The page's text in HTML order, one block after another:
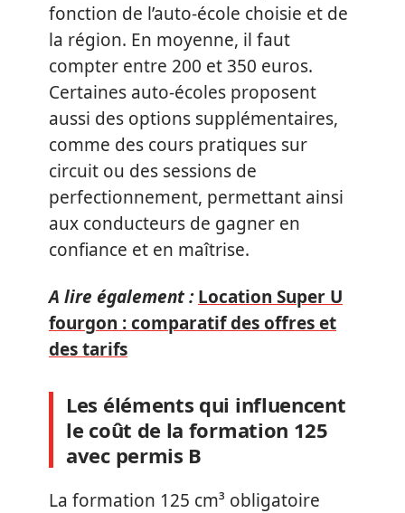
fonction de l’auto-école choisie et de
la région. En moyenne, il faut
compter entre 200 et 350 euros.
Certaines auto-écoles proposent
aussi des options supplémentaires,
comme des cours pratiques sur
circuit ou des sessions de
perfectionnement, permettant ainsi
aux conducteurs de gagner en
confiance et en maîtrise.
A lire également : Location Super U
fourgon : comparatif des offres et
des tarifs
Les éléments qui influencent
le coût de la formation 125
avec permis B
La formation 125 cm³ obligatoire